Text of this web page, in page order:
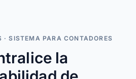
· SISTEMA PARA CONTADORES
la